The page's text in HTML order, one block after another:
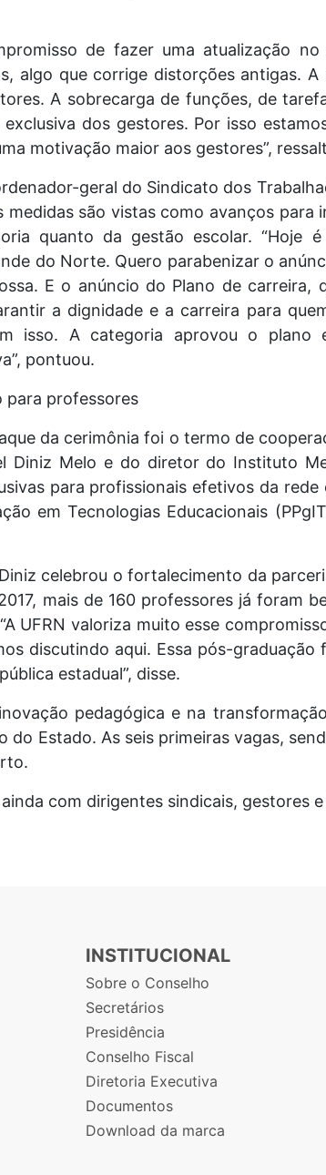
de fazer uma atualização
algo que corrige distorções antigas.
A sobrecarga de funções, de
dos gestores. Por isso
motivação maior aos gestores”,
geral do Sindicato dos
medidas são vistas como avanços
quanto da gestão escolar. “Hoje
do Norte. Quero parabenizar o
E o anúncio do Plano de
a dignidade e a carreira para
isso. A categoria aprovou o plano
pontuou.
para professores
da cerimônia foi o termo de
Diniz Melo e do diretor do Instituto
para profissionais efetivos da
em Tecnologias Educacionais
celebrou o fortalecimento da
mais de 160 professores já foram
UFRN valoriza muito esse
discutindo aqui. Essa pós-
estadual”, disse.
pedagógica e na
do Estado. As seis primeiras vagas,
com dirigentes sindicais, gestores e
INSTITUCIONAL
Sobre o Conselho
Secretários
Presidência
Conselho Fiscal
Diretoria Executiva
Documentos
Download da marca